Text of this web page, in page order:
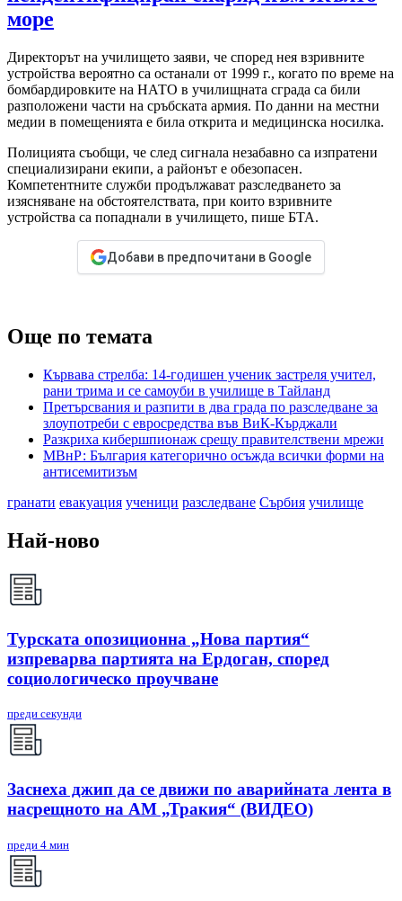
море
Директорът на училището заяви, че според нея взривните
устройства вероятно са останали от 1999 г., когато по време на
бомбардировките на НАТО в училищната сграда са били
разположени части на сръбската армия. По данни на местни
медии в помещенията е била открита и медицинска носилка.
Полицията съобщи, че след сигнала незабавно са изпратени
специализирани екипи, а районът е обезопасен.
Компетентните служби продължават разследването за
изясняване на обстоятелствата, при които взривните
устройства са попаднали в училището, пише БТА.
Добави в предпочитани в Google
Още по темата
Кървава стрелба: 14-годишен ученик застреля учител,
рани трима и се самоуби в училище в Тайланд
Претърсвания и разпити в два града по разследване за
злоупотреби с евросредства във ВиК-Кърджали
Разкриха кибершпионаж срещу правителствени мрежи
МВнР: България категорично осъжда всички форми на
антисемитизъм
гранати евакуация ученици разследване Сърбия училище
Най-ново
Турската опозиционна „Нова партия“
изпреварва партията на Ердоган, според
социологическо проучване
преди секунди
Заснеха джип да се движи по аварийната лента в
насрещното на АМ „Тракия“ (ВИДЕО)
преди 4 мин